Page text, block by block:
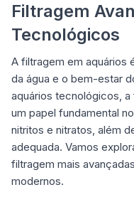
Filtragem
Tecnológicos
A filtragem em aquários
da água e o bem-estar
aquários tecnológicos,
um papel fundamental
nitritos e nitratos, além
adequada. Vamos
filtragem mais
modernos.